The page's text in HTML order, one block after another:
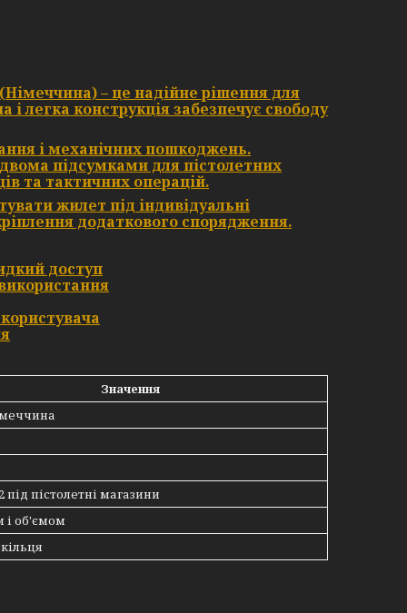
– це надійне рішення для
легка конструкція забезпечує свободу
і механічних пошкоджень.
двома підсумками для пістолетних
та тактичних операцій.
жилет під індивідуальні
додаткового спорядження.
доступ
Значення
під пістолетні магазини
і об'ємом